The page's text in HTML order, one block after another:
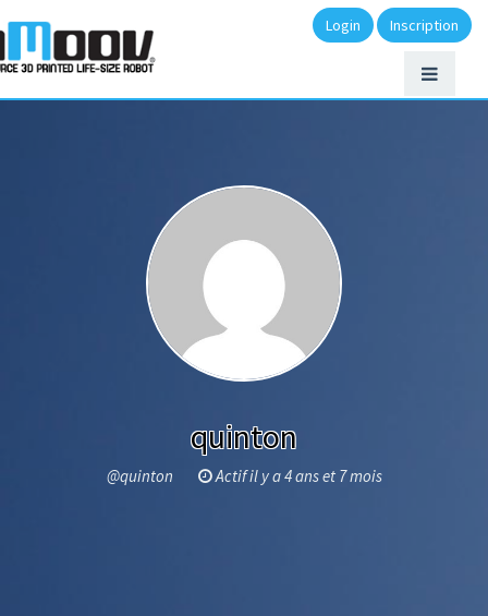
Login Inscription
quinton
@quinton Actif il y a 4 ans et 7 mois